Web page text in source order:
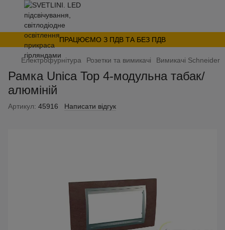
ПРАЦЮЄМО З ПДВ ТА БЕЗ ПДВ
Електрофурнітура Розетки та вимикачі Вимикачі Schneider
Рамка Unica Top 4-модульна табак/
алюміній
Артикул: 45916 Написати відгук